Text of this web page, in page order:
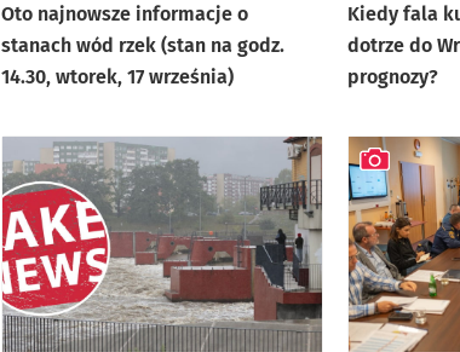
Oto najnowsze informacje o
stanach wód rzek (stan na godz.
14.30, wtorek, 17 września)
Kiedy fala
dotrze do
prognozy?